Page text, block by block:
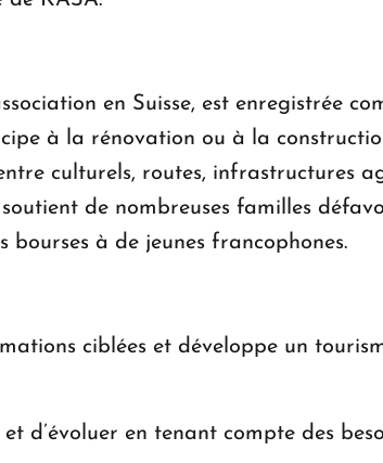
en Suisse, est enregistrée
à la rénovation ou à la
culturels, routes, infrastructures
de nombreuses familles
bourses à de jeunes francophones.
ciblées et développe un
d’évoluer en tenant compte des